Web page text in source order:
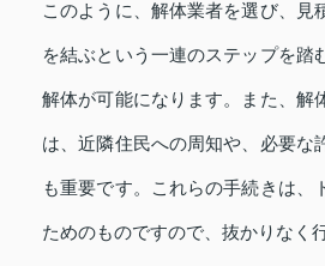
このように、解体業者を選び、見
を結ぶという一連のステップを踏
解体が可能になります。また、解
は、近隣住民への周知や、必要な
も重要です。これらの手続きは、
ためのものですので、抜かりなく